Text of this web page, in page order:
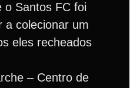
o Santos FC foi
a colecionar um
eles recheados
– Centro de